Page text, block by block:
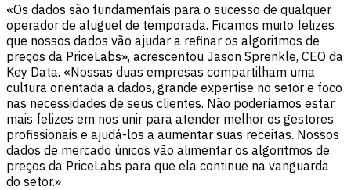
«Os dados são fundamentais para o sucesso de qualquer
operador de aluguel de temporada. Ficamos muito felizes
que nossos dados vão ajudar a refinar os algoritmos de
preços da PriceLabs», acrescentou Jason Sprenkle, CEO da
Key Data. «Nossas duas empresas compartilham uma
cultura orientada a dados, grande expertise no setor e foco
nas necessidades de seus clientes. Não poderíamos estar
mais felizes em nos unir para atender melhor os gestores
profissionais e ajudá-los a aumentar suas receitas. Nossos
dados de mercado únicos vão alimentar os algoritmos de
preços da PriceLabs para que ela continue na vanguarda
do setor.»